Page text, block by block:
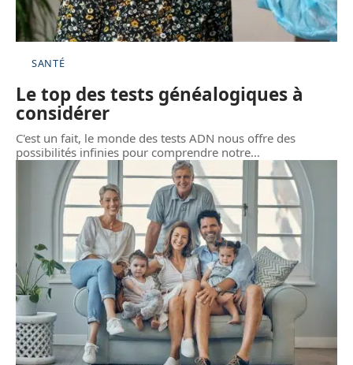
SANTÉ
Le top des tests généalogiques à
considérer
C'est un fait, le monde des tests ADN nous offre des
possibilités infinies pour comprendre notre…